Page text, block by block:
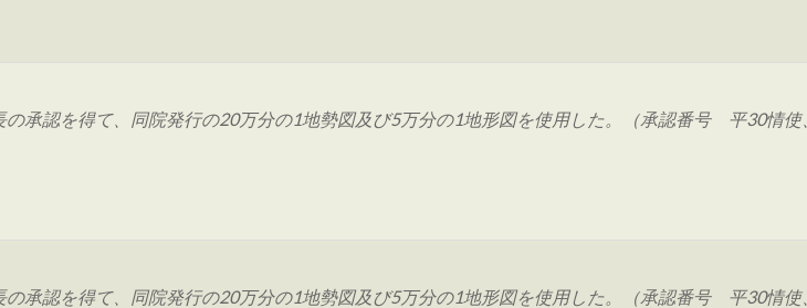
承認を得て、同院発行の20万分の1地勢図及び5万分の1地形図を使用した。（承認番号 平30情使
承認を得て、同院発行の20万分の1地勢図及び5万分の1地形図を使用した。（承認番号 平30情使